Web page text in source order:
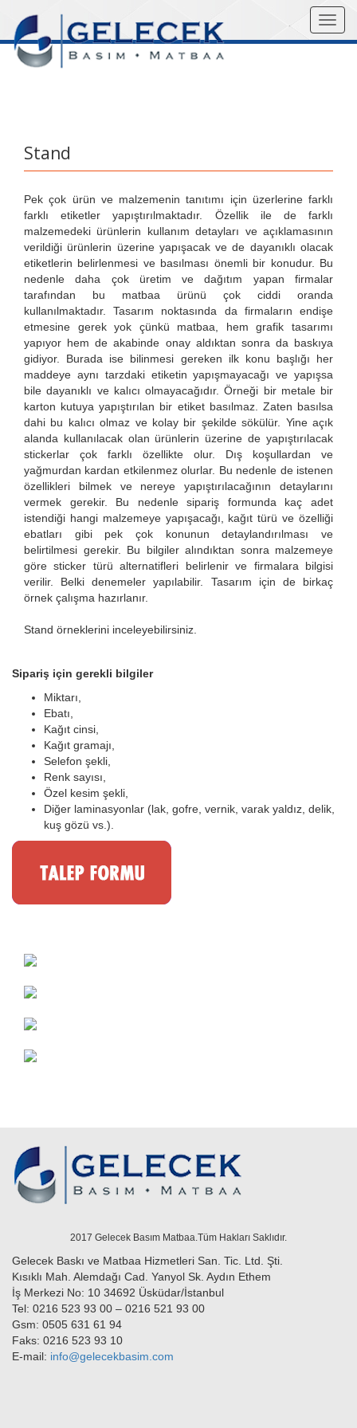
Mobil
Stand
Pek çok ürün ve malzemenin tanıtımı için üzerlerine farklı
farklı etiketler yapıştırılmaktadır. Özellik ile de farklı
malzemedeki ürünlerin kullanım detayları ve açıklamasının
verildiği ürünlerin üzerine yapışacak ve de dayanıklı olacak
etiketlerin belirlenmesi ve basılması önemli bir konudur. Bu
nedenle daha çok üretim ve dağıtım yapan firmalar
tarafından bu matbaa ürünü çok ciddi oranda
kullanılmaktadır. Tasarım noktasında da firmaların endişe
etmesine gerek yok çünkü matbaa, hem grafik tasarımı
yapıyor hem de akabinde onay aldıktan sonra da baskıya
gidiyor. Burada ise bilinmesi gereken ilk konu başlığı her
maddeye aynı tarzdaki etiketin yapışmayacağı ve yapışsa
bile dayanıklı ve kalıcı olmayacağıdır. Örneği bir metale bir
karton kutuya yapıştırılan bir etiket basılmaz. Zaten basılsa
dahi bu kalıcı olmaz ve kolay bir şekilde sökülür. Yine açık
alanda kullanılacak olan ürünlerin üzerine de yapıştırılacak
stickerlar çok farklı özellikte olur. Dış koşullardan ve
yağmurdan kardan etkilenmez olurlar. Bu nedenle de istenen
özellikleri bilmek ve nereye yapıştırılacağının detaylarını
vermek gerekir. Bu nedenle sipariş formunda kaç adet
istendiği hangi malzemeye yapışacağı, kağıt türü ve özelliği
ebatları gibi pek çok konunun detaylandırılması ve
belirtilmesi gerekir. Bu bilgiler alındıktan sonra malzemeye
göre sticker türü alternatifleri belirlenir ve firmalara bilgisi
verilir. Belki denemeler yapılabilir. Tasarım için de birkaç
örnek çalışma hazırlanır.
Stand örneklerini inceleyebilirsiniz.
Sipariş için gerekli bilgiler
Miktarı,
Ebatı,
Kağıt cinsi,
Kağıt gramajı,
Selefon şekli,
Renk sayısı,
Özel kesim şekli,
Diğer laminasyonlar (lak, gofre, vernik, varak yaldız, delik,
kuş gözü vs.).
2017 Gelecek Basım Matbaa.Tüm Hakları Saklıdır.
Gelecek Baskı ve Matbaa Hizmetleri San. Tic. Ltd. Şti.
Kısıklı Mah. Alemdağı Cad. Yanyol Sk. Aydın Ethem
İş Merkezi No: 10 34692 Üsküdar/İstanbul
Tel: 0216 523 93 00 – 0216 521 93 00
Gsm: 0505 631 61 94
Faks: 0216 523 93 10
E-mail: info@gelecekbasim.com